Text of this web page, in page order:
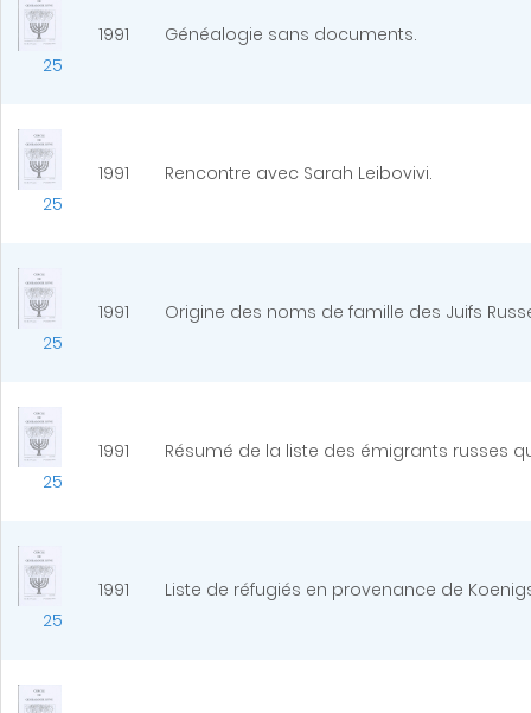
25
1991 Généalogie sans documents.
25
1991 Rencontre avec Sarah Leibovivi.
25
1991 Origine des noms de famille des Juifs
25
1991 Résumé de la liste des émigrants russes
25
1991 Liste de réfugiés en provenance de